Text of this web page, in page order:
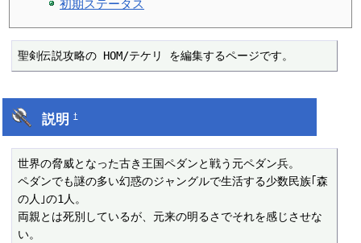
初期ステータス
聖剣伝説攻略の HOM/テケリ を編集するページです。
説明†
世界の脅威となった古き王国ペダンと戦う元ペダン兵。
ペダンでも謎の多い幻惑のジャングルで生活する少数民族｢森
の人｣の1人。
両親とは死別しているが、元来の明るさでそれを感じさせな
い。